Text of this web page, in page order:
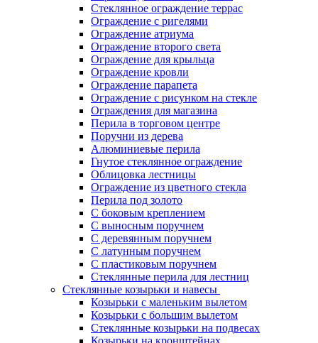
Стеклянное ограждение террас
Ограждение с ригелями
Ограждение атриума
Ограждение второго света
Ограждение для крыльца
Ограждение кровли
Ограждение парапета
Ограждение с рисунком на стекле
Ограждения для магазина
Перила в торговом центре
Поручни из дерева
Алюминиевые перила
Гнутое стеклянное ограждение
Облицовка лестницы
Ограждение из цветного стекла
Перила под золото
С боковым креплением
С выносным поручнем
С деревянным поручнем
С латунным поручнем
С пластиковым поручнем
Стеклянные перила для лестниц
Стеклянные козырьки и навесы
Козырьки с маленьким вылетом
Козырьки с большим вылетом
Стеклянные козырьки на подвесах
Козырьки на кронштейнах